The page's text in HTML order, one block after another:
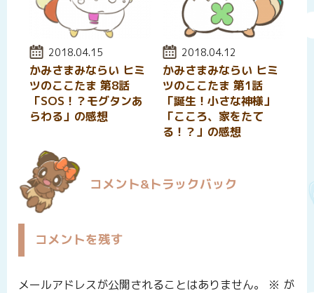
投稿日:
2018.04.15
かみさまみならい ヒミ
ツのここたま 第8話
「SOS！？モグタンあ
らわる」の感想
投稿日:
2018.04.12
かみさまみならい ヒミ
ツのここたま 第1話
「誕生！小さな神様」
「こころ、家をたて
る！？」の感想
コメント&トラックバック
コメントを残す
メールアドレスが公開されることはありません。 ※ が